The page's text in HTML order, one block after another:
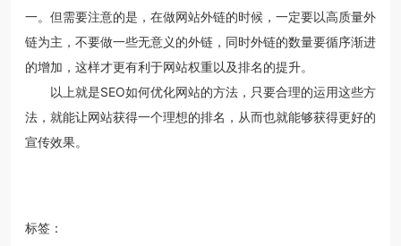
一。但需要注意的是，在做网站外链的时候，一定要以高质量外
链为主，不要做一些无意义的外链，同时外链的数量要循序渐进
的增加，这样才更有利于网站权重以及排名的提升。
以上就是SEO如何优化网站的方法，只要合理的运用这些方
法，就能让网站获得一个理想的排名，从而也就能够获得更好的
宣传效果。
标签：